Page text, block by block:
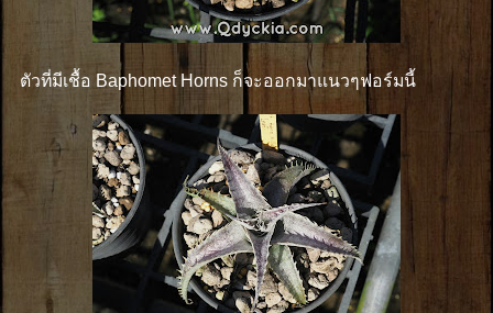
ตัวที่มีเชื้อ Baphomet Horns ก็จะออกมาแนวๆฟอร์มนี้